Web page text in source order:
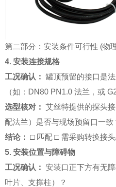
第二部分：安装条件可行性 (物
4. 安装连接规格
工况确认： 罐顶预留的接口是
（如：DN80 PN1.0 法兰，或
选型核对： 艾丝特提供的探头
配法兰）是否与现场预留口一致
结论： □ 匹配 □ 需采购转换接
5. 安装位置与障碍物
工况确认： 安装口正下方有无
叶片、支撑柱）？